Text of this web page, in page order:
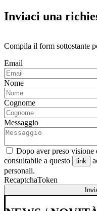
Inviaci una
Compila il form sottostante
Email
Nome
Cognome
Messaggio
Dopo aver preso
consultabile a questo
link
personali.
RecaptchaToken